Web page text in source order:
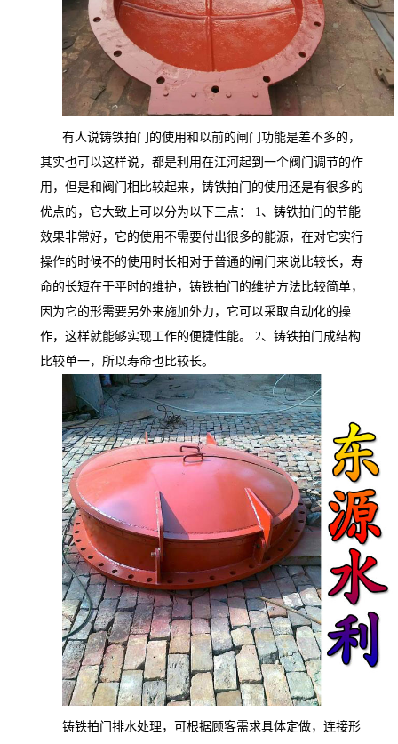
有人说铸铁拍门的使用和以前的闸门功能是差不多的，
其实也可以这样说，都是利用在江河起到一个阀门调节的作
用，但是和阀门相比较起来，铸铁拍门的使用还是有很多的
优点的，它大致上可以分为以下三点：
1、铸铁拍门的节能
效果非常好，它的使用不需要付出很多的能源，在对它实行
操作的时候不的使用时长相对于普通的闸门来说比较长，寿
命的长短在于平时的维护，铸铁拍门的维护方法比较简单，
因为它的形需要另外来施加外力，它可以采取自动化的操
作，这样就能够实现工作的便捷性能。 2、铸铁拍门成结构
比较单一，所以寿命也比较长。
铸铁拍门排水处理，可根据顾客需求具体定做，连接形